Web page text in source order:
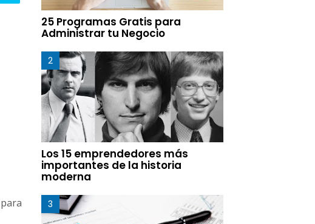
25 Programas Gratis para
Administrar tu Negocio
Los 15 emprendedores más
importantes de la historia
moderna